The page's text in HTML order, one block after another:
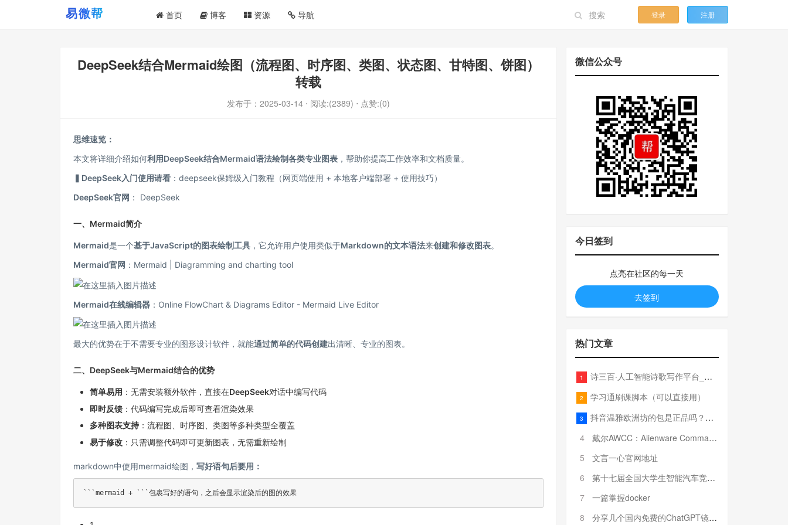
首页 博客 资源 导航 登录 注册
DeepSeek结合Mermaid绘图（流程图、时序图、类图、状态图、甘特图、饼图）
转载
发布于： 2025-03-14 ⋅ 阅读:(2389) ⋅ 点赞:(0)
思维速览：
本文将详细介绍如何利用DeepSeek结合Mermaid语法绘制各类专业图表 ，帮助你提高工作效率和文档质量。
▍DeepSeek入门使用请看 ： deepseek保姆级入门教程（网页端使用 + 本地客户端部署 + 使用技巧）
DeepSeek官网 ： DeepSeek
一、Mermaid简介
Mermaid是一个基于JavaScript的图表绘制工具 ，它允许用户使用类似于Markdown的文本语法来创建和修改图表。
Mermaid官网 ： Mermaid | Diagramming and charting tool
Mermaid在线编辑器 ： Online FlowChart & Diagrams Editor - Mermaid Live Editor
最大的优势在于不需要专业的图形设计软件，就能通过简单的代码创建出清晰、专业的图表。
二、DeepSeek与Mermaid结合的优势
简单易用 ：无需安装额外软件，直接在DeepSeek对话中编写代码
即时反馈 ：代码编写完成后即可查看渲染效果
多种图表支持 ：流程图、时序图、类图等多种类型全覆盖
易于修改 ：只需调整代码即可更新图表，无需重新绘制
markdown中使用mermaid绘图， 写好语句后要用：
微信公众号
今日签到
点亮在社区的每一天
去签到
热门文章
1 诗三百·人工智能诗歌写作平台_在线作诗机_藏头诗生成器_电脑对联_姓名作诗
2 学习通刷课脚本（可以直接用）
3
抖音温雅欧洲坊的包是正品吗？温雅卖的包为啥那么便宜？
4
戴尔AWCC：Alienware Command Center 故障排除方法，里面附有超全详解呦，快来快来，欢迎观看~
5
文言一心官网地址
6
第十七届全国大学生智能汽车竞赛全国总决赛参赛队伍奖项公告
7
一篇掌握docker
8
分享几个国内免费的ChatGPT镜像网址(亲测有效-4月25日更新)